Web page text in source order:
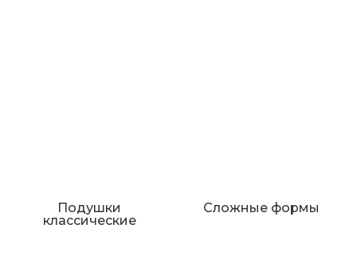
Подушки
классические
Сложные формы